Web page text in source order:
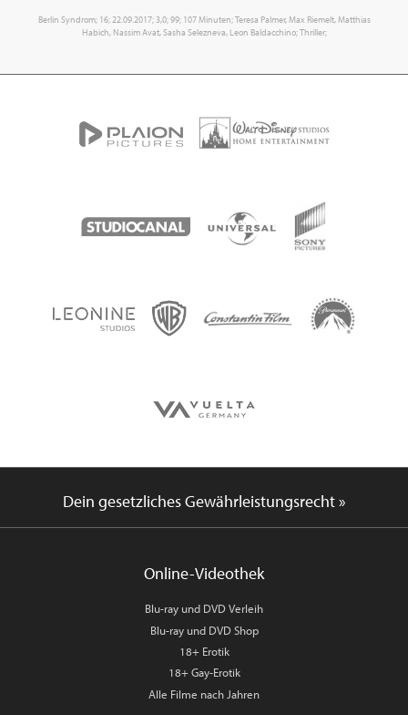
Berlin Syndrom; 16; 22.09.2017; 3,0; 99; 107 Minuten; Teresa Palmer, Max Riemelt, Matthias
Habich, Nassim Avat, Sasha Selezneva, Leon Baldacchino; Thriller;
Dein gesetzliches Gewährleistungsrecht »
Online-Videothek
Blu-ray und DVD Verleih
Blu-ray und DVD Shop
18+ Erotik
18+ Gay-Erotik
Alle Filme nach Jahren